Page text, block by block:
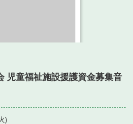
児童福祉施設援護資金募集音
)